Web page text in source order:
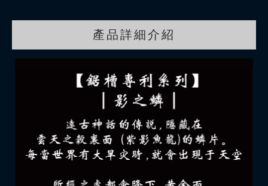
產品詳細介紹